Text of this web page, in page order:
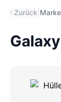
Zurück